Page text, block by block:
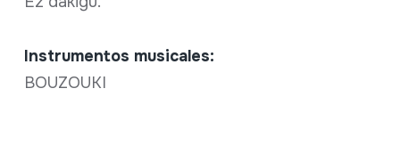
Instrumentos musicales:
BOUZOUKI